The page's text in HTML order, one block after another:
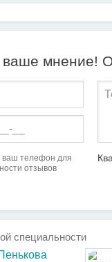
мнение!
ваш телефон для
отзывов
специальности